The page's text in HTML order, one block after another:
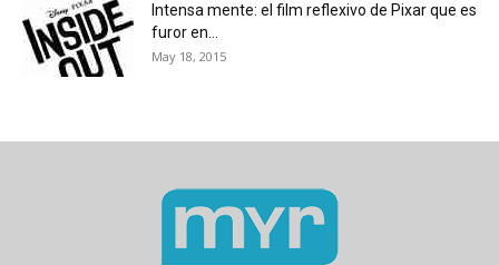
Intensa mente: el film reflexivo de Pixar que es
furor en...
May 18, 2015